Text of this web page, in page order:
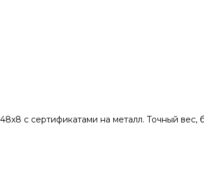
с сертификатами на металл. Точный вес,